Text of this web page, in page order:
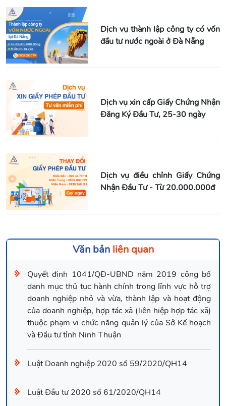
Dịch vụ thành lập công ty có vốn
đầu tư nước ngoài ở Đà Nẵng
Dịch vụ xin cấp Giấy Chứng Nhận
Đăng Ký Đầu Tư, 25-30 ngày
Dịch vụ điều chỉnh Giấy Chứng
Nhận Đầu Tư - Từ 20.000.000đ
Văn bảnliên quan
Quyết định 1041/QĐ-UBND năm 2019 công bố
danh mục thủ tục hành chính trong lĩnh vực hỗ trợ
doanh nghiệp nhỏ và vừa, thành lập và hoạt động
của doanh nghiệp, hợp tác xã (liên hiệp hợp tác xã)
thuộc phạm vi chức năng quản lý của Sở Kế hoạch
và Đầu tư tỉnh Ninh Thuận
Luật Doanh nghiệp 2020 số 59/2020/QH14
Luật Đầu tư 2020 số 61/2020/QH14